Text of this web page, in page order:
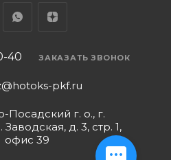
40 ЗАКАЗАТЬ ЗВОНОК
pkf.ru
Посадский г. о., г.
Заводская, д. 3, стр. 1,
офис 39